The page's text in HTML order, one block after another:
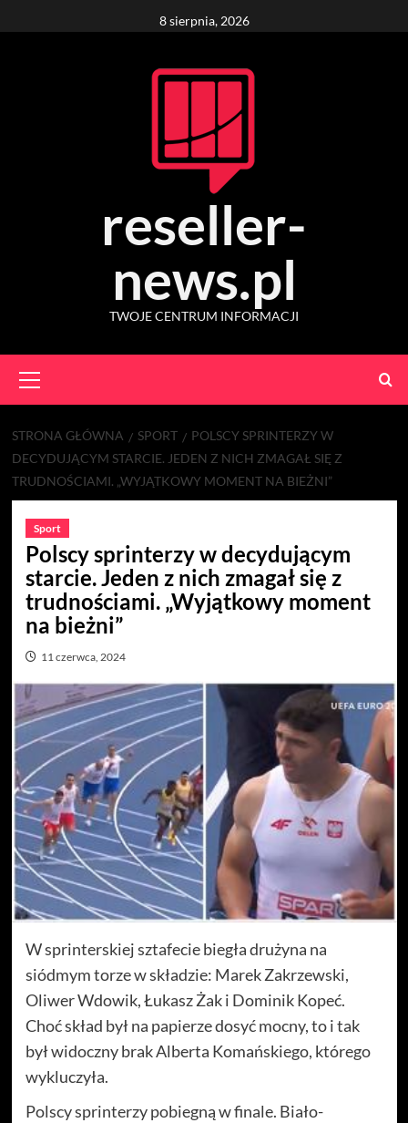
to
8 sierpnia, 2026
reseller-
news.pl
TWOJE CENTRUM INFORMACJI
Menu
STRONA GŁÓWNA SPORT
POLSCY SPRINTERZY W
DECYDUJĄCYM STARCIE. JEDEN Z NICH ZMAGAŁ SIĘ Z
TRUDNOŚCIAMI. „WYJĄTKOWY MOMENT NA BIEŻNI”
Sport
Polscy sprinterzy w decydującym
starcie. Jeden z nich zmagał się z
trudnościami. „Wyjątkowy moment
na bieżni”
11 czerwca, 2024
W sprinterskiej sztafecie biegła drużyna na
siódmym torze w składzie: Marek Zakrzewski,
Oliwer Wdowik, Łukasz Żak i Dominik Kopeć.
Choć skład był na papierze dosyć mocny, to i tak
był widoczny brak Alberta Komańskiego, którego
wykluczyła.
Polscy sprinterzy pobiegną w finale. Biało-